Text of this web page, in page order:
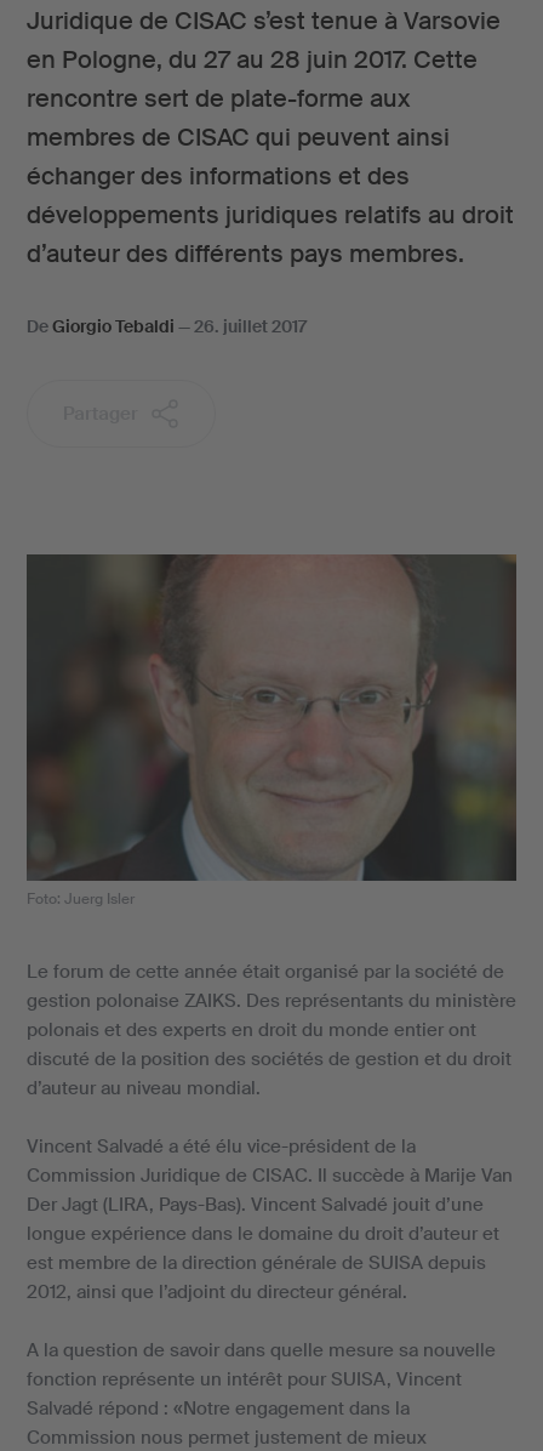
Juridique de CISAC s’est tenue à Varsovie
en Pologne, du 27 au 28 juin 2017. Cette
rencontre sert de plate-forme aux
membres de CISAC qui peuvent ainsi
échanger des informations et des
développements juridiques relatifs au droit
d’auteur des différents pays membres.
DeGiorgio Tebaldi —26. juillet 2017
Foto: Juerg Isler
Le forum de cette année était organisé par la société de
gestion polonaise ZAIKS. Des représentants du ministère
polonais et des experts en droit du monde entier ont
discuté de la position des sociétés de gestion et du droit
d’auteur au niveau mondial.
Vincent Salvadé a été élu vice-président de la
Commission Juridique de CISAC. Il succède à Marije Van
Der Jagt (LIRA, Pays-Bas). Vincent Salvadé jouit d’une
longue expérience dans le domaine du droit d’auteur et
est membre de la direction générale de SUISA depuis
2012, ainsi que l’adjoint du directeur général.
A la question de savoir dans quelle mesure sa nouvelle
fonction représente un intérêt pour SUISA, Vincent
Salvadé répond : «Notre engagement dans la
Commission nous permet justement de mieux